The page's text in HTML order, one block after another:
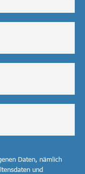
Daten, nämlich
und